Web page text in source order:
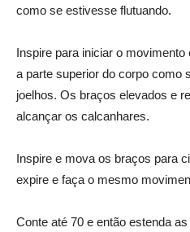
como se estivesse flutuando.
Inspire para iniciar o
a parte superior do corpo como
joelhos. Os braços elevados e
alcançar os calcanhares.
Inspire e mova os braços para
expire e faça o mesmo
Conte até 70 e então estenda